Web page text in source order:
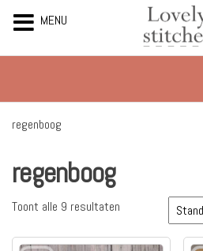
de
inhoudregenboog
regenboog
Toont alle 9 resultaten
MENU